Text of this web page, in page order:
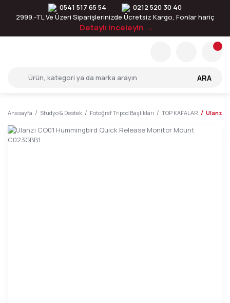
0541 517 65 54
0212 520 30 40
2999.-TL Ve Üzeri Siparişlerinizde Ücretsiz Kargo, Fonlar hariç
Detaylı inceleyin →
ARA
Anasayfa Stüdyo & Destek Fotoğraf Tripod Başlıkları TOP KAFALAR Ulanzi